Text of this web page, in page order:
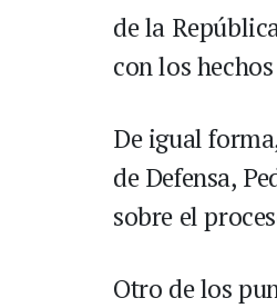
de la
con los
De igual
de Defensa,
sobre el
Otro de los